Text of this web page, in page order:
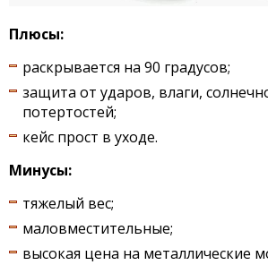
Плюсы:
раскрывается на 90 градусов;
защита от ударов, влаги,
потертостей;
кейс прост в уходе.
Минусы:
тяжелый вес;
маловместительные;
высокая цена на металлические